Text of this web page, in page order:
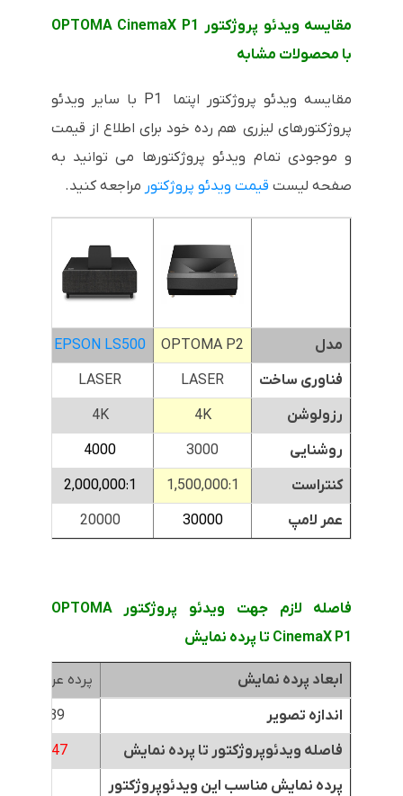
مقایسه ویدئو پروژکتور OPTOMA CinemaX P1
با محصولات مشابه
مقایسه ویدئو پروژکتور اپتما P1 با سایر ویدئو
پروژکتورهای لیزری هم رده خود برای اطلاع از قیمت
و موجودی تمام ویدئو پروژکتورها می توانید به
صفحه لیست قیمت ویدئو پروژکتور مراجعه کنید.
مدل OPTOMA P2
EPSON LS500
فناوری ساخت
LASER
LASER
رزولوشن
4K
4K
روشنایی
3000
4000
کنتراست
1,500,000:1
2,000,000:1
عمر لامپ
30000
20000
فاصله لازم جهت ویدئو پروژکتور OPTOMA
CinemaX P1 تا پرده نمایش
ابعاد پرده نمایش
پرده عرض 1.8متر
اندازه تصویر
89 اینچ
فاصله ویدئوپروژکتور تا پرده نمایش
0.47
پرده نمایش مناسب این ویدئوپروژکتور